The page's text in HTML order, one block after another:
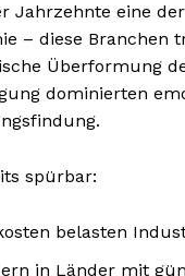
Jahrzehnte eine
– diese Branchen
Überformung
dominierten
spürbar:
belasten
in Länder mit